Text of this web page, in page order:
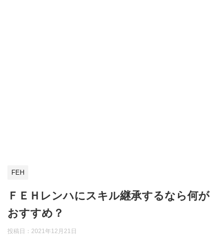
FEH
ＦＥＨレンハにスキル継承するなら何が
おすすめ？
投稿日： 2021年12月21日